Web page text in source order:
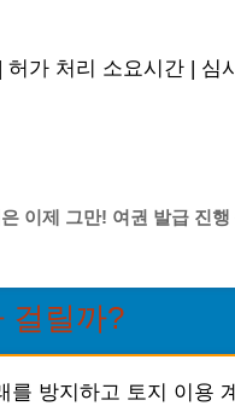
가 처리 소요시간 | 심
이제 그만! 여권 발급 진
걸릴까?
를 방지하고 토지 이용